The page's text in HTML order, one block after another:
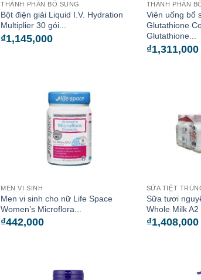
THÀNH PHẦN BỔ SUNG
Bột điện giải Liquid I.V. Hydration
Multiplier 30 gói...
₫1,145,000
THÀNH PHẦN
Viên uống bổ
Glutathione
Glutathione...
₫1,311,000
MEN VI SINH
Men vi sinh cho nữ Life Space
Women’s Microflora...
₫442,000
SỮA TIỆT
Sữa tươi
Whole Milk A2
₫1,408,000